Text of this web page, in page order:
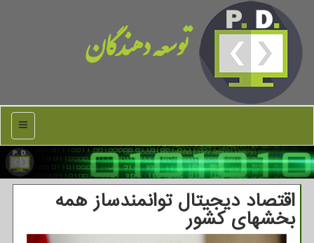
توسعه دهندگان
منو
اقتصاد دیجیتال توانمندساز همه
بخشهای کشور